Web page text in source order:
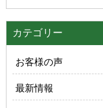
カテゴリー
お客様の声
最新情報